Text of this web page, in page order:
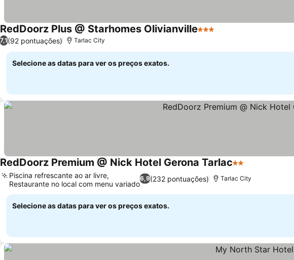
RedDoorz Plus @ Starhomes Olivianville3 Estrelas
7,1(92 pontuações) Tarlac City
Selecione as datas para ver os preços exatos.
RedDoorz Premium @ Nick Hotel Gerona Tarlac2 Estrelas
6,9(232 pontuações)
Piscina refrescante ao ar livre,
Restaurante no local com menu variado
Tarlac City
Selecione as datas para ver os preços exatos.